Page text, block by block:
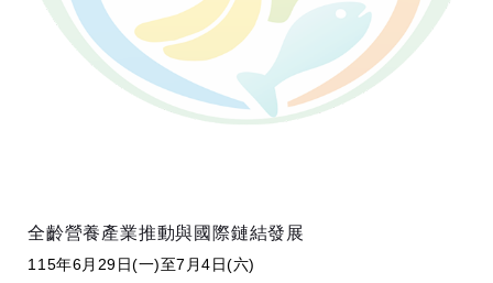
全齡營養產業推動與國際鏈結發展
115年6月29日(一)至7月4日(六)